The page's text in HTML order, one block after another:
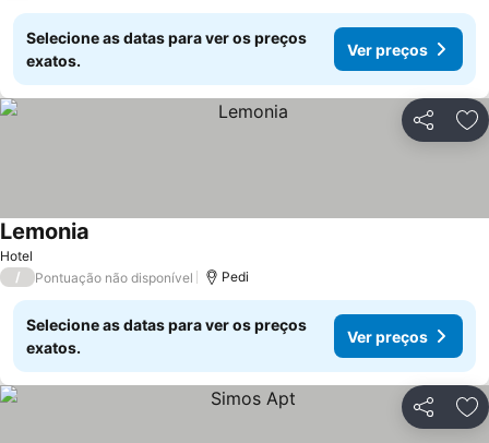
Selecione as datas para ver os preços
exatos.
Ver preços
Partilhar
Hotel
Lemonia
/ Pontuação não disponível Pedi
Selecione as datas para ver os preços
exatos.
Ver preços
Partilhar